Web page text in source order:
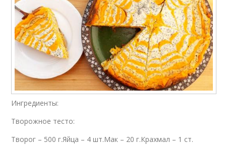
Ингредиенты:
Творожное тесто:
Творог – 500 г.Яйца – 4 шт.Мак – 20 г.Крахмал – 1 ст.